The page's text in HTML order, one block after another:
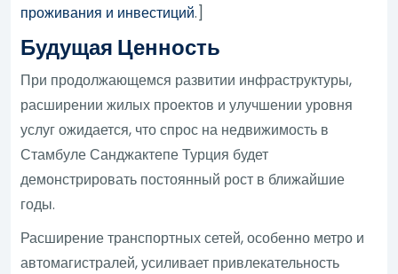
проживания и инвестиций.]
Будущая Ценность
При продолжающемся развитии инфраструктуры,
расширении жилых проектов и улучшении уровня
услуг ожидается, что спрос на недвижимость в
Стамбуле Санджактепе Турция будет
демонстрировать постоянный рост в ближайшие
годы.
Расширение транспортных сетей, особенно метро и
автомагистралей, усиливает привлекательность